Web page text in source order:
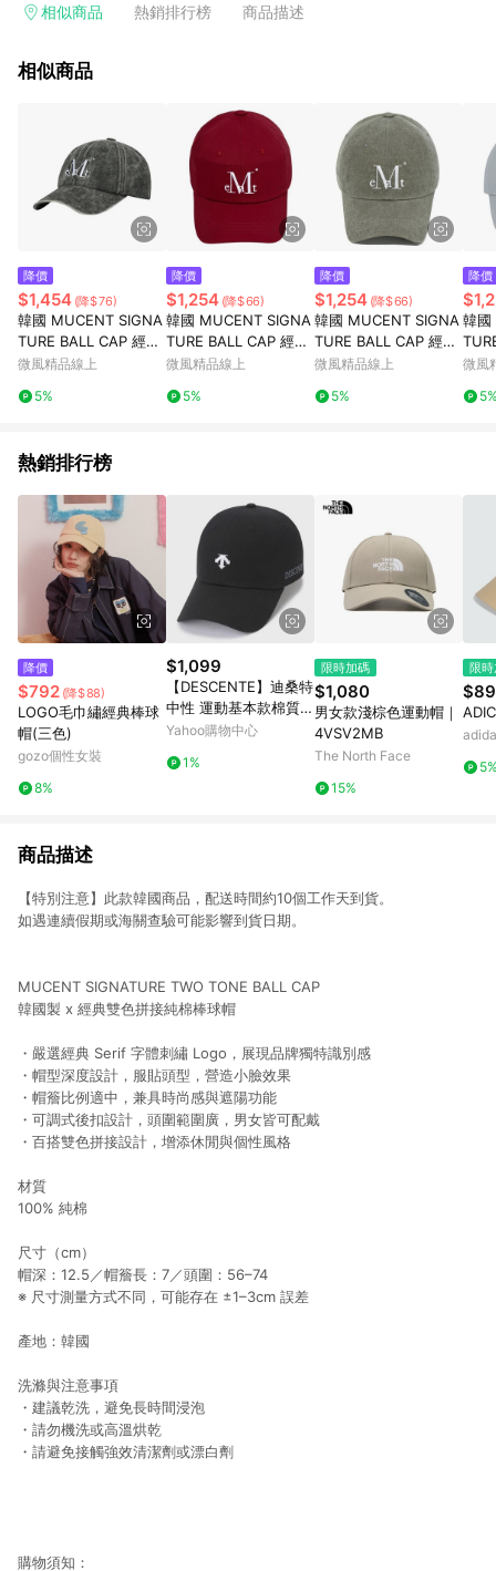
一瀏覽器於 24 小時內結帳才享有回饋，點數將於廠商出貨後 30
Breeze Beauty；其餘商品皆不享點數回饋。）
相似商品 熱銷排行榜 商品描述
相似商品
降價
$1,454 (降$76)
韓國 MUCENT SIGNA
TURE BALL CAP 經典
素色百搭棒球帽 卡其 K
微風精品線上
5%
降價
$1,254 (降$66)
韓國 MUCENT SIGNA
TURE BALL CAP 經典
素色百搭棒球帽 酒紅 B
微風精品線上
5%
降價
$1,254 (降$66)
韓國 MUCENT SIGNA
TURE BALL CAP 經典
素色百搭棒球帽 水洗卡
微風精品線上
5%
降價
韓國
素色
微風
熱銷排行榜
降價
$792 (降$88)
LOGO毛巾繡經典棒球
帽(三色)
gozo個性女裝
8%
$1,099
【DESCENTE】迪桑特
中性 運動基本款棉質運
動帽 棒球帽(黑色/白
Yahoo購物中心
1%
限時加碼
$1,080
男女款淺棕色運動帽｜
4VSV2MB
The North Face
15%
限
商品描述
【特別注意】此款韓國商品，配送時間約10個工作天到貨。
如遇連續假期或海關查驗可能影響到貨日期。
MUCENT SIGNATURE TWO TONE BALL CAP
韓國製 x 經典雙色拼接純棉棒球帽
・嚴選經典 Serif 字體刺繡 Logo，展現品牌獨特識別感
・帽型深度設計，服貼頭型，營造小臉效果
・帽簷比例適中，兼具時尚感與遮陽功能
・可調式後扣設計，頭圍範圍廣，男女皆可配戴
・百搭雙色拼接設計，增添休閒與個性風格
材質
100% 純棉
尺寸（cm）
帽深：12.5／帽簷長：7／頭圍：56–74
※ 尺寸測量方式不同，可能存在 ±1–3cm 誤差
產地：韓國
洗滌與注意事項
・建議乾洗，避免長時間浸泡
・請勿機洗或高溫烘乾
・請避免接觸強效清潔劑或漂白劑
購物須知：